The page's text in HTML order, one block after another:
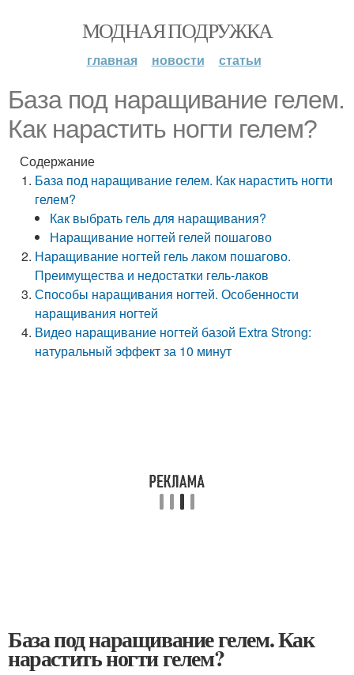
МОДНАЯ ПОДРУЖКА
главная новости статьи
База под наращивание гелем.
Как нарастить ногти гелем?
Содержание
База под наращивание гелем. Как нарастить ногти
гелем?
Как выбрать гель для наращивания?
Наращивание ногтей гелей пошагово
Наращивание ногтей гель лаком пошагово.
Преимущества и недостатки гель-лаков
Способы наращивания ногтей. Особенности
наращивания ногтей
Видео наращивание ногтей базой Extra Strong:
натуральный эффект за 10 минут
База под наращивание гелем. Как
нарастить ногти гелем?